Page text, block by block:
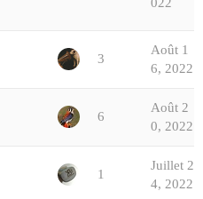
3
Août 1
6, 2022
6
Août 2
0, 2022
1
Juillet 2
4, 2022